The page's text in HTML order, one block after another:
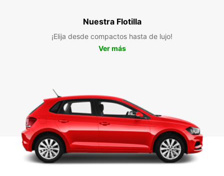
Nuestra Flotilla
¡Elija desde compactos hasta de lujo!
Ver más